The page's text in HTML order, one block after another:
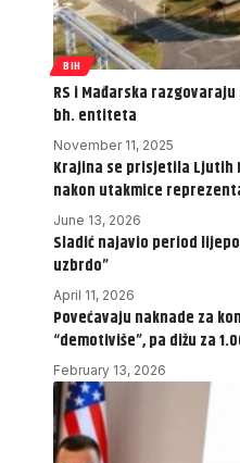
BIH
RS i Mađarska
bh. entiteta
November 11, 2025
Krajina se prisjetila Ljutih
nakon utakmice
June 13, 2026
Sladić najavio period
uzbrdo”
April 11, 2026
Povećavaju naknade za
“demotiviše”, pa dižu za
February 13, 2026